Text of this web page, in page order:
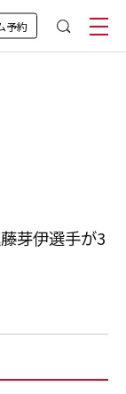
予約
芽伊選手が3